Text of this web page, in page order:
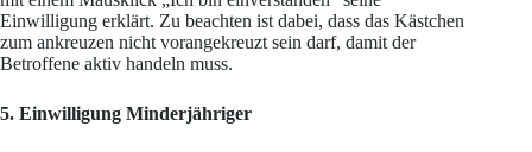
Einwilligung erklärt. Zu beachten ist dabei, dass das Kästchen
zum ankreuzen nicht vorangekreuzt sein darf, damit der
Betroffene aktiv handeln muss.
5. Einwilligung Minderjähriger